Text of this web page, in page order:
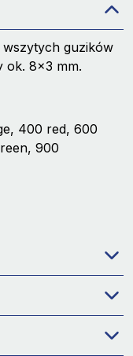
wszytych guzików
ok. 8x3 mm.
400 red, 600
900